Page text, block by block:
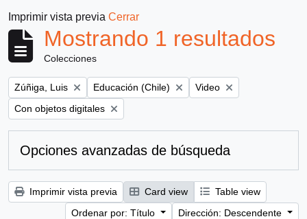
Imprimir vista previa Cerrar
Mostrando 1 resultados
Colecciones
Remove filter:
Zúñiga, Luis Remove filter:
Educación (Chile) Remove filter:
Video
Remove filter:
Con objetos digitales
Opciones avanzadas de búsqueda
Imprimir vista previa Card view
Table view
Ordenar por: Título
Dirección: Descendente